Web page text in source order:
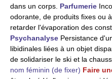
dans un corps. Parfumerie
odorante, de produits fixes ou
retarder l'évaporation des
Psychanalyse Persistance
libidinales liées à un objet
de solidariser le ski et la
nom féminin (de fixer) Faire